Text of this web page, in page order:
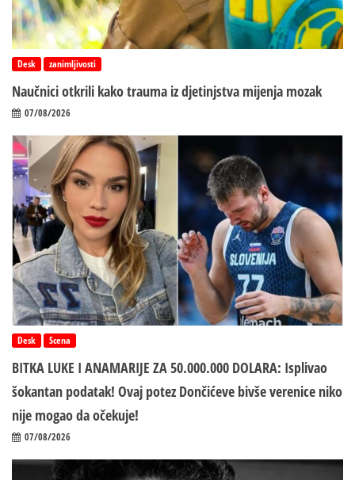
Desk zanimljivosti
Naučnici otkrili kako trauma iz d‌jetinjstva mijenja mozak
07/08/2026
Desk Scena
BITKA LUKE I ANAMARIJE ZA 50.000.000 DOLARA: Isplivao
šokantan podatak! Ovaj potez Dončićeve bivše verenice niko
nije mogao da očekuje!
07/08/2026